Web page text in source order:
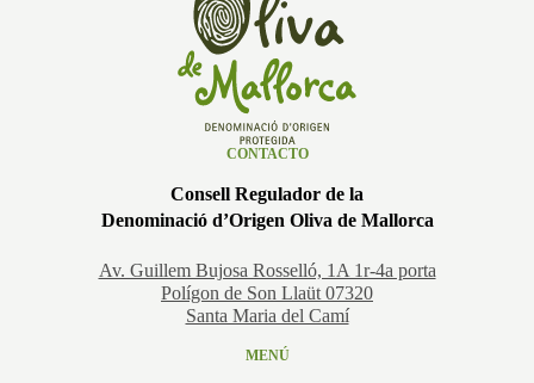
CONTACTO
Consell Regulador de la
Denominació d’Origen Oliva de Mallorca
Av. Guillem Bujosa Rosselló, 1A 1r-4a porta
Polígon de Son Llaüt 07320
Santa Maria del Camí
MENÚ